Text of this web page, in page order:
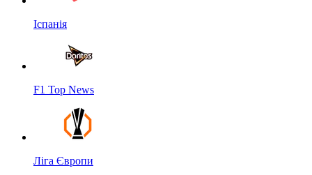
Іспанія
F1 Top News
Ліга Європи